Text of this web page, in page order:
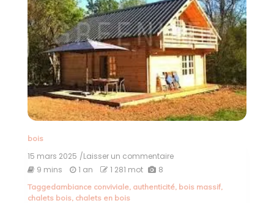
bois
15 mars 2025 /Laisser un commentaireon
des
9 mins 1 an 1 281 mot 8
Taggedambiance conviviale, authenticité, bois massif,
chalets bois, chalets en bois